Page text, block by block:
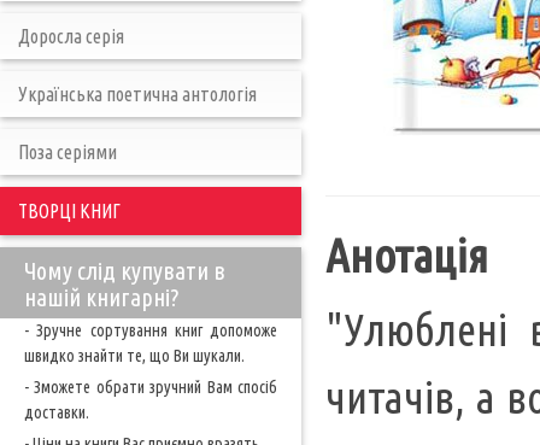
Анотація
"Улюблені
читачів, а
Доросла серія
Українська поетична антологія
Поза серіями
ТВОРЦІ КНИГ
Чому слід купувати в
нашій книгарні?
- Зручне сортування книг допоможе
швидко знайти те, що Ви шукали.
- Зможете обрати зручний Вам спосіб
доставки.